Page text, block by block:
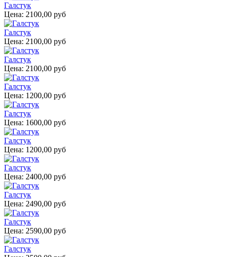
Галстук
Цена: 2100,00 руб
Галстук
Цена: 2100,00 руб
Галстук
Цена: 2100,00 руб
Галстук
Цена: 1200,00 руб
Галстук
Цена: 1600,00 руб
Галстук
Цена: 1200,00 руб
Галстук
Цена: 2400,00 руб
Галстук
Цена: 2490,00 руб
Галстук
Цена: 2590,00 руб
Галстук